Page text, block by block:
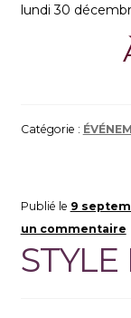
lundi 30
Catégorie :
Publié le 9
un commentaire
STYLE